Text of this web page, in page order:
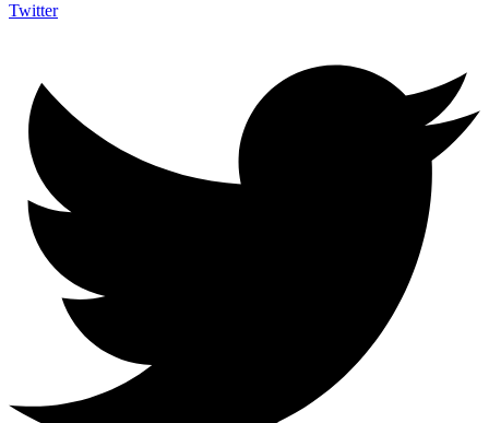
Twitter